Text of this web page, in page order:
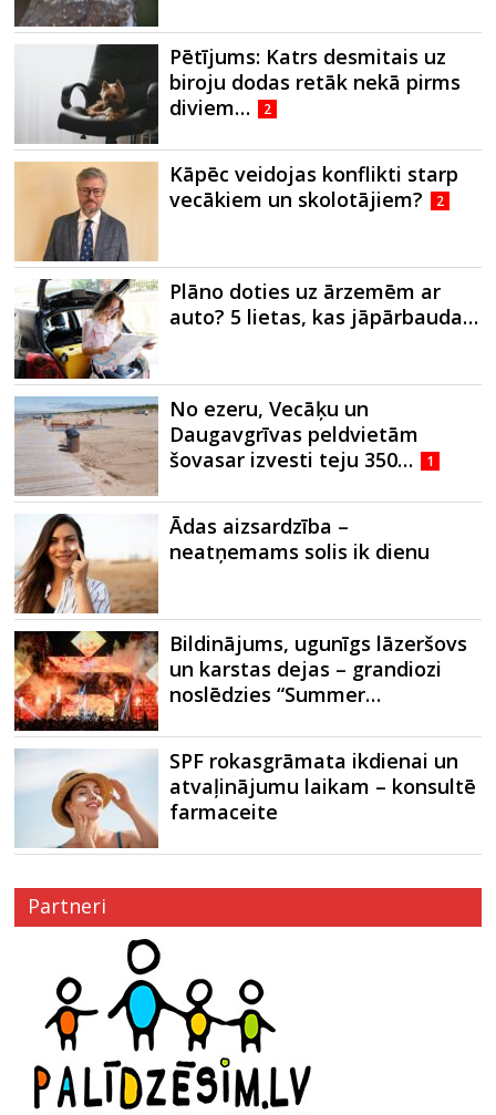
Pētījums: Katrs desmitais uz
biroju dodas retāk nekā pirms
diviem…
2
Kāpēc veidojas konflikti starp
vecākiem un skolotājiem?
2
Plāno doties uz ārzemēm ar
auto? 5 lietas, kas jāpārbauda…
No ezeru, Vecāķu un
Daugavgrīvas peldvietām
šovasar izvesti teju 350…
1
Ādas aizsardzība –
neatņemams solis ik dienu
Bildinājums, ugunīgs lāzeršovs
un karstas dejas – grandiozi
noslēdzies “Summer…
SPF rokasgrāmata ikdienai un
atvaļinājumu laikam – konsultē
farmaceite
Partneri